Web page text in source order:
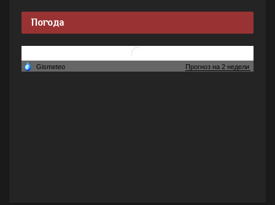
Погода